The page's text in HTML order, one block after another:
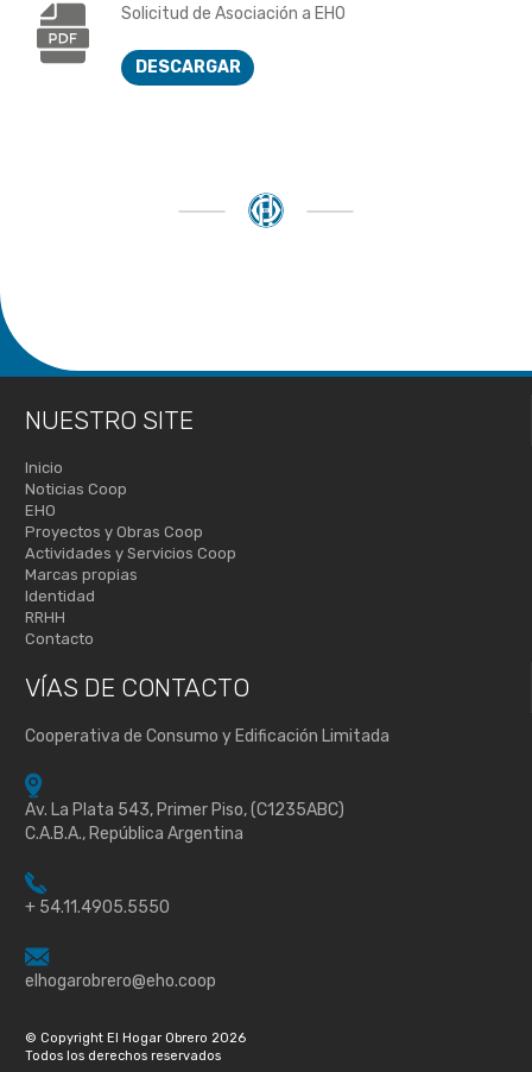
Solicitud de Asociación a EHO
DESCARGAR
NUESTRO SITE
Inicio
Noticias Coop
EHO
Proyectos y Obras Coop
Actividades y Servicios Coop
Marcas propias
Identidad
RRHH
Contacto
VÍAS DE CONTACTO
Cooperativa de Consumo y Edificación Limitada
Av. La Plata 543, Primer Piso, (C1235ABC)
C.A.B.A., República Argentina
+ 54.11.4905.5550
elhogarobrero@eho.coop
© Copyright El Hogar Obrero 2026
Todos los derechos reservados